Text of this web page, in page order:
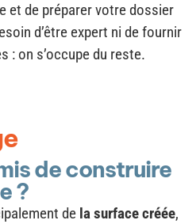
: on s’occupe du reste.
de construire
?
dela surface créée
terrain
applicable dans votre